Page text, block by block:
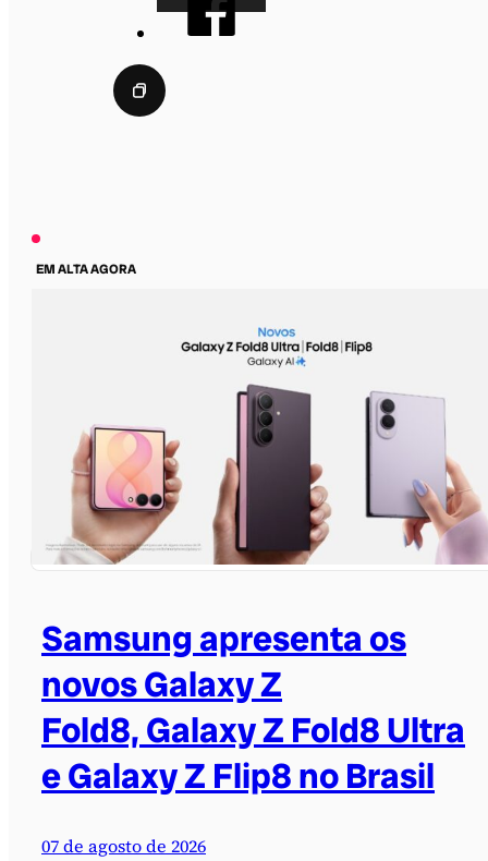
EM ALTA AGORA
Samsung apresenta os
novos Galaxy Z
Fold8, Galaxy Z Fold8 Ultra
e Galaxy Z Flip8 no Brasil
07 de agosto de 2026